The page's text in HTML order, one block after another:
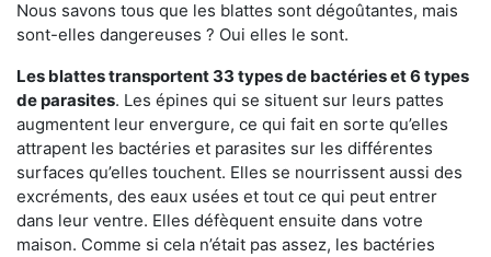
Nous savons tous que les blattes sont dégoûtantes, mais
sont-elles dangereuses ? Oui elles le sont.
Les blattes transportent 33 types de bactéries et 6 types
de parasites. Les épines qui se situent sur leurs pattes
augmentent leur envergure, ce qui fait en sorte qu’elles
attrapent les bactéries et parasites sur les différentes
surfaces qu’elles touchent. Elles se nourrissent aussi des
excréments, des eaux usées et tout ce qui peut entrer
dans leur ventre. Elles défèquent ensuite dans votre
maison. Comme si cela n’était pas assez, les bactéries